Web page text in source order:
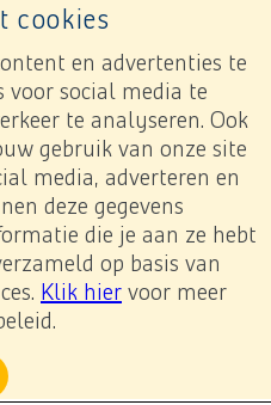
cookies
en advertenties te
voor social media te
te analyseren. Ook
gebruik van onze site
media, adverteren en
deze gegevens
die je aan ze hebt
op basis van
Klik hier voor meer
scripts, de pagina zal
Heijmans
2024
Toevoegen mijn verslag